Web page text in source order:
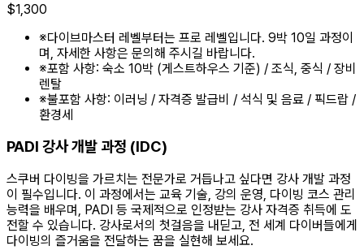
$1,300
※다이브마스터 레벨부터는 프로 레벨입니다. 9박 10일 과정이
며, 자세한 사항은 문의해 주시길 바랍니다.
※포함 사항: 숙소 10박 (게스트하우스 기준) / 조식, 중식 / 장비
렌탈
※불포함 사항: 이러닝 / 자격증 발급비 / 석식 및 음료 / 픽드랍 /
환경세
PADI 강사 개발 과정 (IDC)
스쿠버 다이빙을 가르치는 전문가로 거듭나고 싶다면 강사 개발 과정
이 필수입니다. 이 과정에서는 교육 기술, 강의 운영, 다이빙 코스 관리
능력을 배우며, PADI 등 국제적으로 인정받는 강사 자격증 취득에 도
전할 수 있습니다. 강사로서의 첫걸음을 내딛고, 전 세계 다이버들에게
다이빙의 즐거움을 전달하는 꿈을 실현해 보세요.